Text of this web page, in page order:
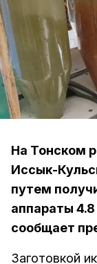
На Тонском
Иссык-
путем
аппараты
сообщает
Заготовкой